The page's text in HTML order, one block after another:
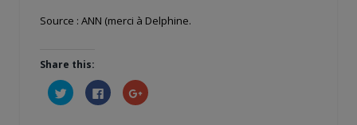
Source : ANN (merci à Delphine.
Share this:
Cliquez
pour
partager
Cliquez
pour
partager
Cliquez
pour